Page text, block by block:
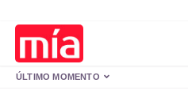
ÚLTIMO MOMENTO